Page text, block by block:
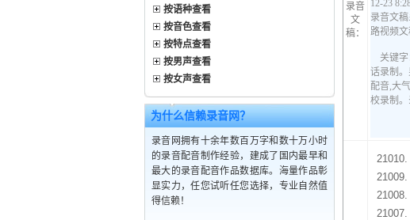
按语种查看
按音色查看
按特点查看
按男声查看
按女声查看
为什么信赖录音网？
录音网拥有十余年数百万字和数十万小时
的录音配音制作经验，建成了国内最早和
最大的录音配音作品数据库。海量作品彰
显实力，任您试听任您选择，专业自然值
得信赖！
录音
文
稿：
21010.
21009.
21008.
21007.